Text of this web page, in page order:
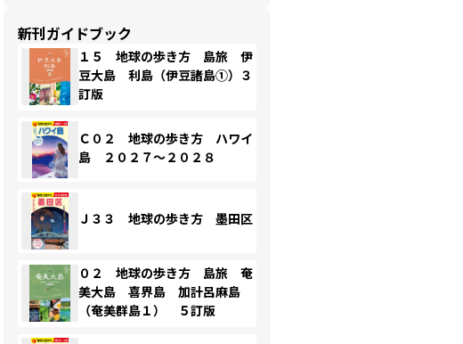
新刊ガイドブック
１５ 地球の歩き方 島旅 伊
豆大島 利島（伊豆諸島①）３
訂版
Ｃ０２ 地球の歩き方 ハワイ
島 ２０２７～２０２８
Ｊ３３ 地球の歩き方 墨田区
０２ 地球の歩き方 島旅 奄
美大島 喜界島 加計呂麻島
（奄美群島１） ５訂版